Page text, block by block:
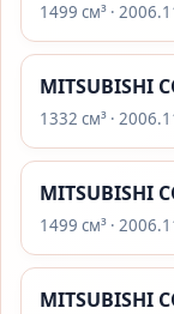
1499 см³ ·
MITSUBISHI
1332 см³ ·
MITSUBISHI
1499 см³ ·
MITSUBISHI